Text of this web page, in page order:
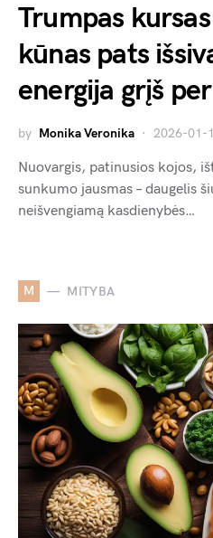
Trumpas
kūnas pats
energija grįš
by Monika Veronika 2026-01-
Nuovargis, patinusios kojos,
sunkumo jausmas – daugelis
neišvengiamą kasdienybės…
M MITYBA